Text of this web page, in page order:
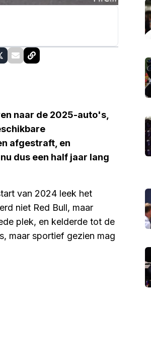
naar de 2025-auto's,
afgestraft, en
dus een half jaar lang
van 2024 leek het
niet Red Bull, maar
plek, en kelderde tot de
maar sportief gezien mag